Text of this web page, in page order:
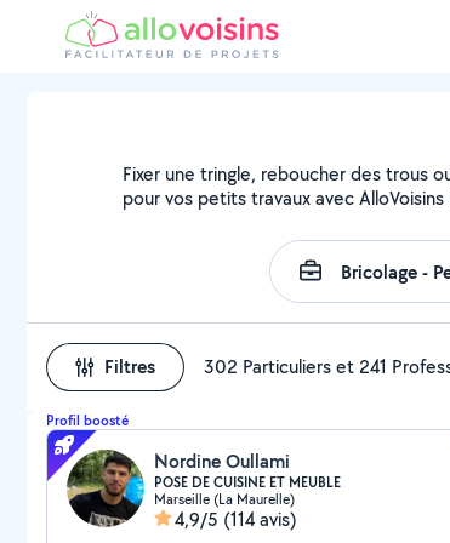
Fixer une tringle, reboucher des trous
pour vos petits travaux avec
Filtres 302 Particuliers et 241
Profil boosté
Nordine Oullami
POSE DE CUISINE ET MEUBLE
Marseille (La Maurelle)
4,9/5 (114 avis)